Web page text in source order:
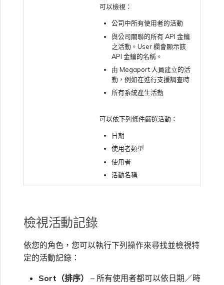
可以檢視：
公司中所有使用者的活動
與公司關聯的所有 API 金鑰
之活動。User 欄會顯示該
API 金鑰的名稱。
由 Megaport 人員建立的活
動，例如在進行支援調查時
所有系統產生活動
可以依下列條件篩選活動：
日期
使用者類型
使用者
活動名稱
檢視活動記錄
依您的角色，您可以執行下列操作來尋找並檢視特
定的活動記錄：
Sort（排序）
– 所有使用者都可以依日期／時